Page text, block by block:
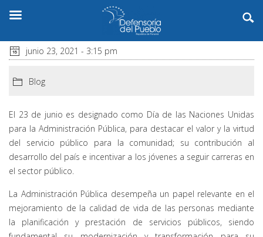
junio 23, 2021 - 3:15 pm
Blog
El 23 de junio es designado como Día de las Naciones Unidas
para la Administración Pública, para destacar el valor y la virtud
del servicio público para la comunidad; su contribución al
desarrollo del país e incentivar a los jóvenes a seguir carreras en
el sector público.
La Administración Pública desempeña un papel relevante en el
mejoramiento de la calidad de vida de las personas mediante
la planificación y prestación de servicios públicos, siendo